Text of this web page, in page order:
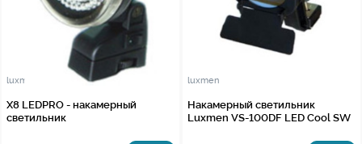
luxmen
X8 LEDPRO - накамерный
светильник
luxmen
Накамерный светильник
Luxmen VS-100DF LED Cool SW